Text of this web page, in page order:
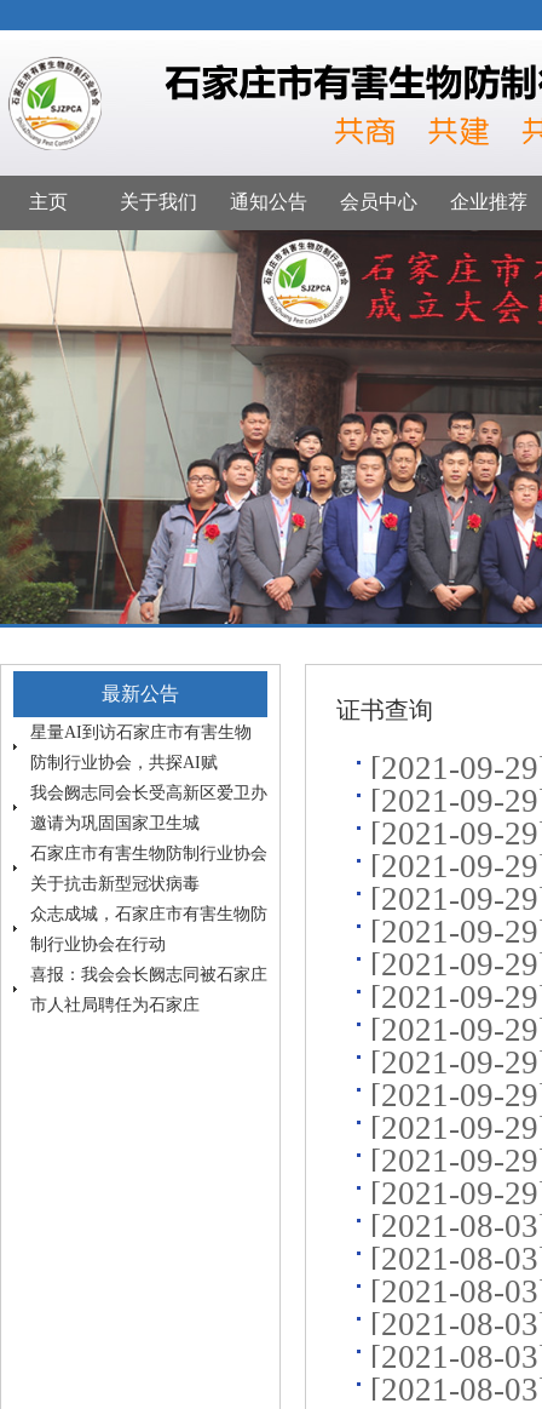
主页 关于我们 通知公告 会员中心 企业推荐
最新公告
星量AI到访石家庄市有害生物
防制行业协会，共探AI赋
我会阙志同会长受高新区爱卫办
邀请为巩固国家卫生城
石家庄市有害生物防制行业协会
关于抗击新型冠状病毒
众志成城，石家庄市有害生物防
制行业协会在行动
喜报：我会会长阙志同被石家庄
市人社局聘任为石家庄
证书查询
[2021-09-
[2021-09-
[2021-09-
[2021-09-
[2021-09-
[2021-09-
[2021-09-
[2021-09-
[2021-09-
[2021-09-
[2021-09-
[2021-09-
[2021-09-
[2021-09-
[2021-08-
[2021-08-
[2021-08-
[2021-08-
[2021-08-
[2021-08-